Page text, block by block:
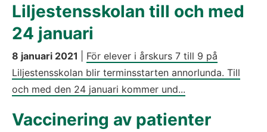
Liljestensskolan till och med
24 januari
8 januari 2021
För elever i årskurs 7 till 9 på
Liljestensskolan blir terminsstarten annorlunda. Till
och med den 24 januari kommer und...
Vaccinering av patienter